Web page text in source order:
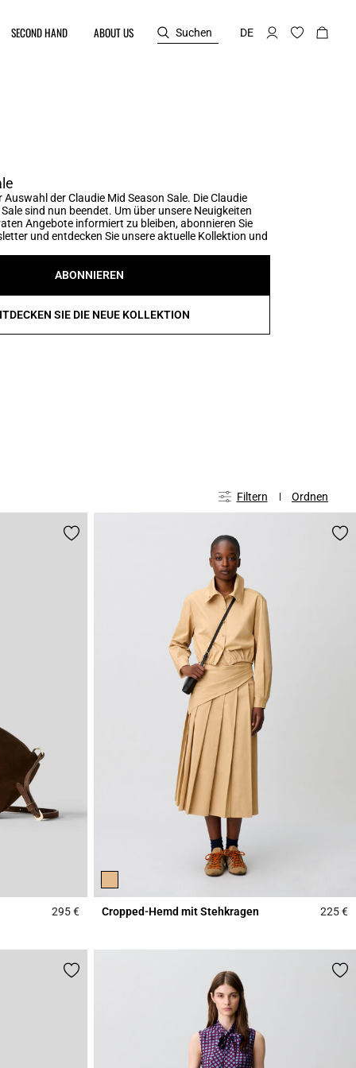
SECOND HAND ABOUT US Suchen DE
Auswahl der Claudie Mid Season Sale. Die Claudie
sind nun beendet. Um über unsere Neuigkeiten
Angebote informiert zu bleiben, abonnieren Sie
und entdecken Sie unsere aktuelle Kollektion und
ABONNIEREN
SIE DIE NEUE KOLLEKTION
Filtern Ordnen
295 €4,3 out of 5 Customer Rating
Cropped-Hemd mit Stehkragen 225 €